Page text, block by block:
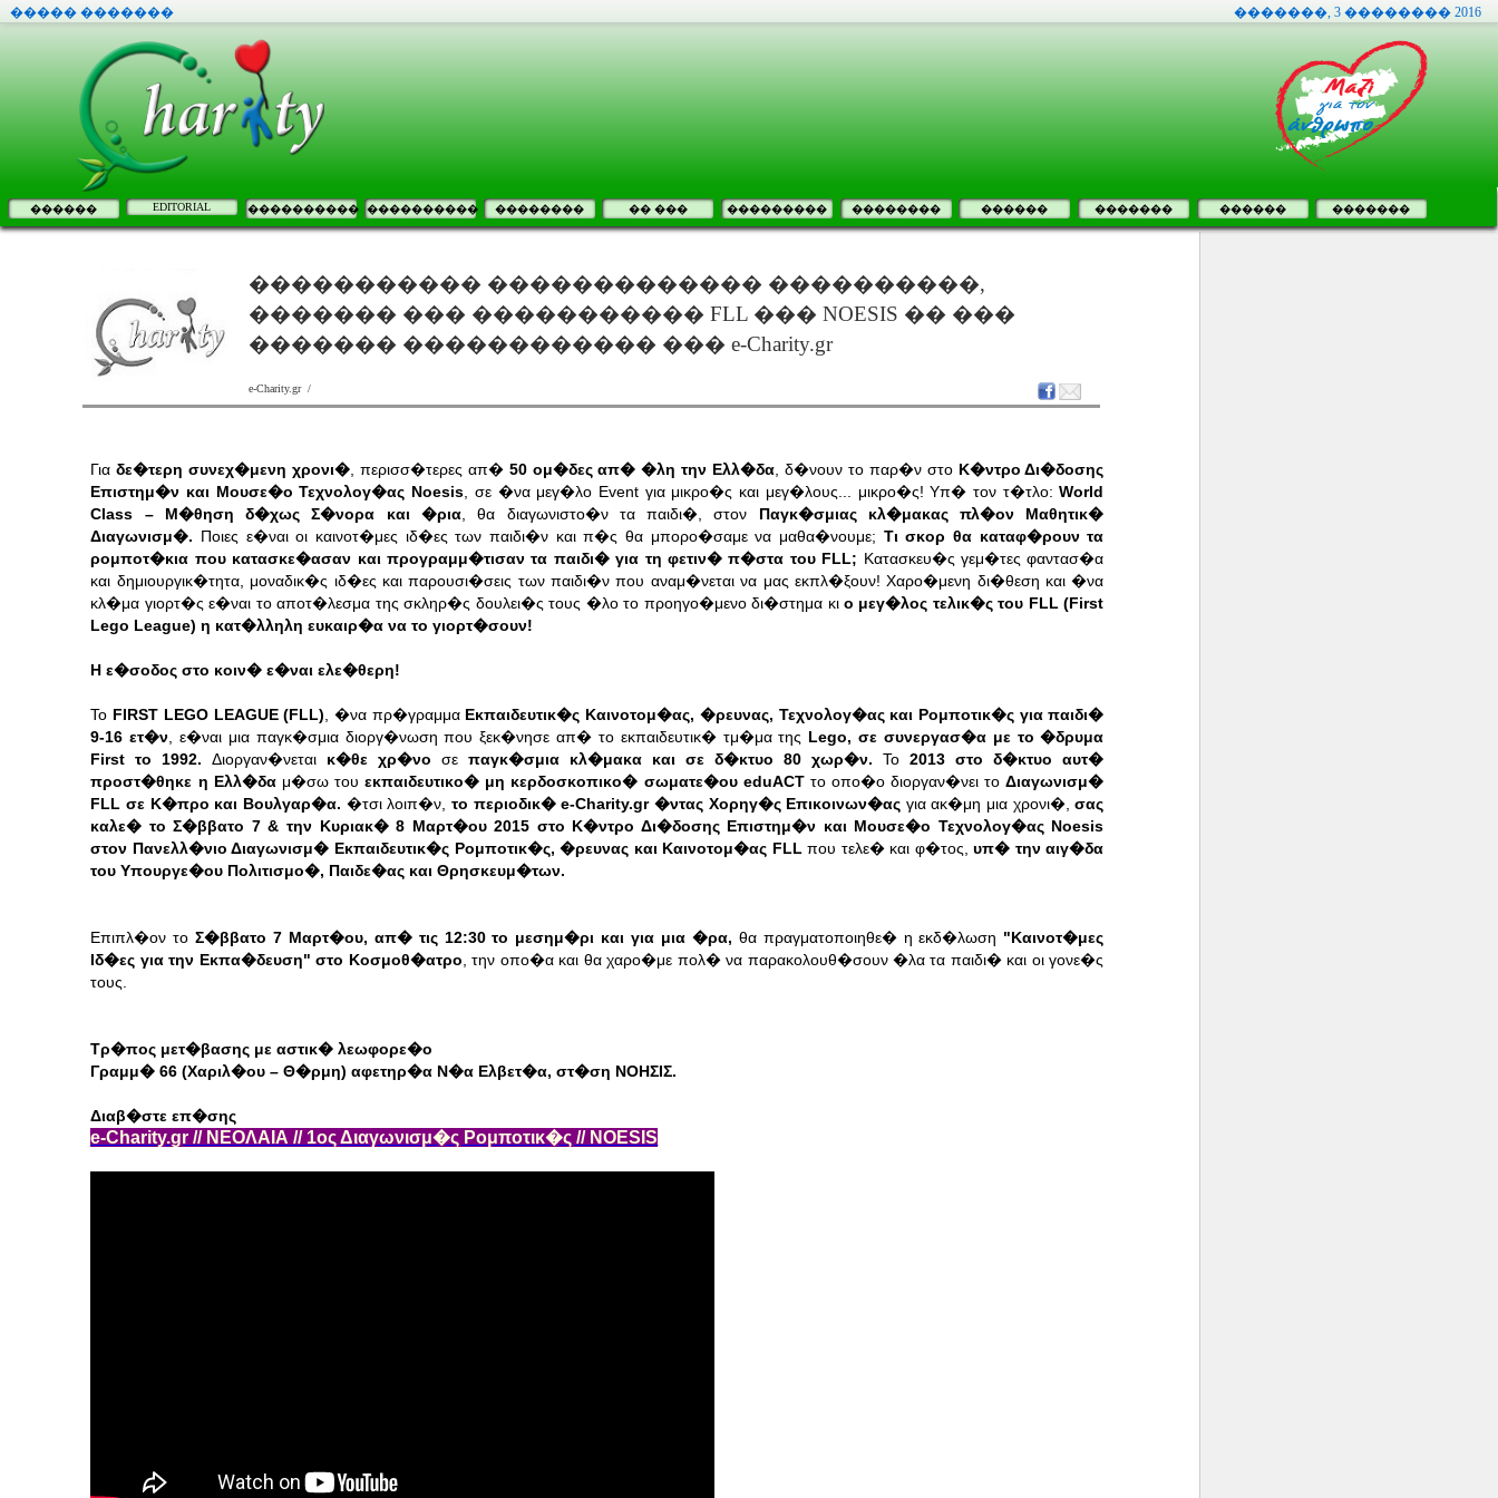
����� ������� �������, 3 �������� 2016
������ EDITORIAL ���������� ���������� �������� �� ��� ��������� �������� ������ ������� ������ �������
����������� ������������� ����������,
������� ��� ����������� FLL ��� NOESIS �� ���
������� ������������ ��� e-Charity.gr
e-Charity.gr /
Γιαδε�τερη συνεχ�μενη χρονι� , περισσ�τερες απ� 50 ομ�δες απ� �λη την Ελλ�δα , δ�νουν το παρ�ν στο Κ�ντρο Δι�δοσης
Επιστημ�ν και Μουσε�ο Τεχνολογ�ας Noesis
σε �να μεγ�λο Event για μικρο�ς και μεγ�λους... μικρο�ς! Υπ� τον τ�τλο:World
Class – Μ�θηση δ�χως Σ�νορα και �ρια, θα διαγωνιστο�ν τα παιδι�, στον Παγκ�σμιας κλ�μακας πλ�ον Μαθητικ�
Διαγωνισμ�. Ποιες ε�ναι οι καινοτ�μες ιδ�ες των παιδι�ν και π�ς θα μπορο�σαμε να μαθα�νουμε; Τι σκορ θα καταφ�ρουν τα
ρομποτ�κια που κατασκε�ασαν και προγραμμ�τισαν τα παιδι� για τη φετιν� π�στα του FLL; Κατασκευ�ς γεμ�τες φαντασ�α
και δημιουργικ�τητα, μοναδικ�ς ιδ�ες και παρουσι�σεις των παιδι�ν που αναμ�νεται να μας εκπλ�ξουν! Χαρο�μενη δι�θεση και �να
κλ�μα γιορτ�ς ε�ναι το αποτ�λεσμα της σκληρ�ς δουλει�ς τους �λο το προηγο�μενο δι�στημα κιο μεγ�λος τελικ�ς του FLL (First
Lego League) η κατ�λληλη ευκαιρ�α να το γιορτ�σουν!
Η ε�σοδος στο κοιν� ε�ναι ελε�θερη!
Το FIRST LEGO LEAGUE (FLL) , �να πρ�γραμμα Εκπαιδευτικ�ς Καινοτομ�ας, �ρευνας, Τεχνολογ�ας και Ρομποτικ�ς για παιδι�
9-16 ετ�ν , ε�ναι μια παγκ�σμια διοργ�νωση που ξεκ�νησε απ� το εκπαιδευτικ� τμ�μα της Lego, σε συνεργασ�α με το �δρυμα
First το 1992.Διοργαν�νεται κ�θε χρ�νοσεπαγκ�σμια κλ�μακα και σε δ�κτυο 80 χωρ�ν.Το2013 στο δ�κτυο αυτ�
προστ�θηκε η Ελλ�δαμ�σω τουεκπαιδευτικο� μη κερδοσκοπικο� σωματε�ου eduACTτο οπο�ο διοργαν�νει τοΔιαγωνισμ�
FLL σε Κ�προ και Βουλγαρ�α. �τσι λοιπ�ν, το περιοδικ� e-Charity.gr �ντας Χορηγ�ς Επικοινων�ας για ακ�μη μια χρονι�,σας
καλε� το Σ�ββατο 7 & την Κυριακ� 8 Μαρτ�ου 2015 στο Κ�ντρο Δι�δοσης Επιστημ�ν και Μουσε�ο Τεχνολογ�ας Noesis
στον Πανελλ�νιο Διαγωνισμ� Εκπαιδευτικ�ς Ρομποτικ�ς, �ρευνας και Καινοτομ�ας FLL που τελε� και φ�τος,υπ� την αιγ�δα
του Υπουργε�ου Πολιτισμο�, Παιδε�ας και Θρησκευμ�των.
Επιπλ�ον τοΣ�ββατο 7 Μαρτ�ου, απ� τις 12:30 το μεσημ�ρι και για μια �ρα, θα πραγματοποιηθε� η εκδ�λωση "Καινοτ�μες
Ιδ�ες για την Εκπα�δευση" στο Κοσμοθ�ατρο , την οπο�α και θα χαρο�με πολ� να παρακολουθ�σουν �λα τα παιδι� και οι γονε�ς
τους.
Τρ�πος μετ�βασης με αστικ� λεωφορε�ο
Γραμμ� 66 (Χαριλ�ου – Θ�ρμη) αφετηρ�α Ν�α Ελβετ�α, στ�ση ΝΟΗΣΙΣ.
Διαβ�στε επ�σης
e-Charity.gr // ΝΕΟΛΑΙΑ // 1ος Διαγωνισμ�ς Ρομποτικ�ς // ΝΟESIS